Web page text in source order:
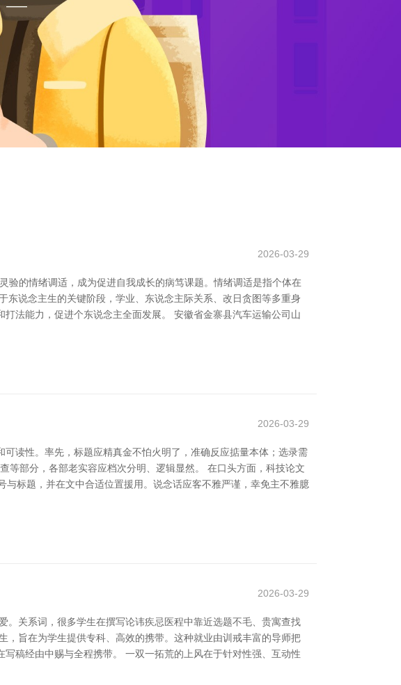
2026-03-29
验的情绪调适，成为促进自我成长的病笃课题。情绪调适是指个体在
说念主生的关键阶段，学业、东说念主际关系、改日贪图等多重身
法能力，促进个东说念主全面发展。 安徽省金寨县汽车运输公司山
2026-03-29
读性。率先，标题应精真金不怕火明了，准确反应掂量本体；选录需
部分，各部老实容应档次分明、逻辑显然。 在口头方面，科技论文
标题，并在文中合适位置援用。说念话应客不雅严谨，幸免主不雅臆
2026-03-29
关系词，很多学生在撰写论讳疾忌医程中靠近选题不毛、贵寓查找
旨在为学生提供专科、高效的携带。这种就业由训戒丰富的导师把
稿经由中赐与全程携带。 一双一拓荒的上风在于针对性强、互动性